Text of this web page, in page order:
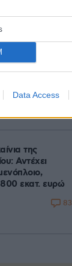
Data Access
της η
στις
βίντεο
10
της
Αντέχει
εκατ. ευρώ
83